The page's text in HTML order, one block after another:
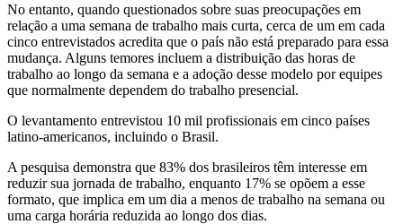
No entanto, quando questionados sobre suas preocupações em
relação a uma semana de trabalho mais curta, cerca de um em cada
cinco entrevistados acredita que o país não está preparado para essa
mudança. Alguns temores incluem a distribuição das horas de
trabalho ao longo da semana e a adoção desse modelo por equipes
que normalmente dependem do trabalho presencial.
O levantamento entrevistou 10 mil profissionais em cinco países
latino-americanos, incluindo o Brasil.
A pesquisa demonstra que 83% dos brasileiros têm interesse em
reduzir sua jornada de trabalho, enquanto 17% se opõem a esse
formato, que implica em um dia a menos de trabalho na semana ou
uma carga horária reduzida ao longo dos dias.